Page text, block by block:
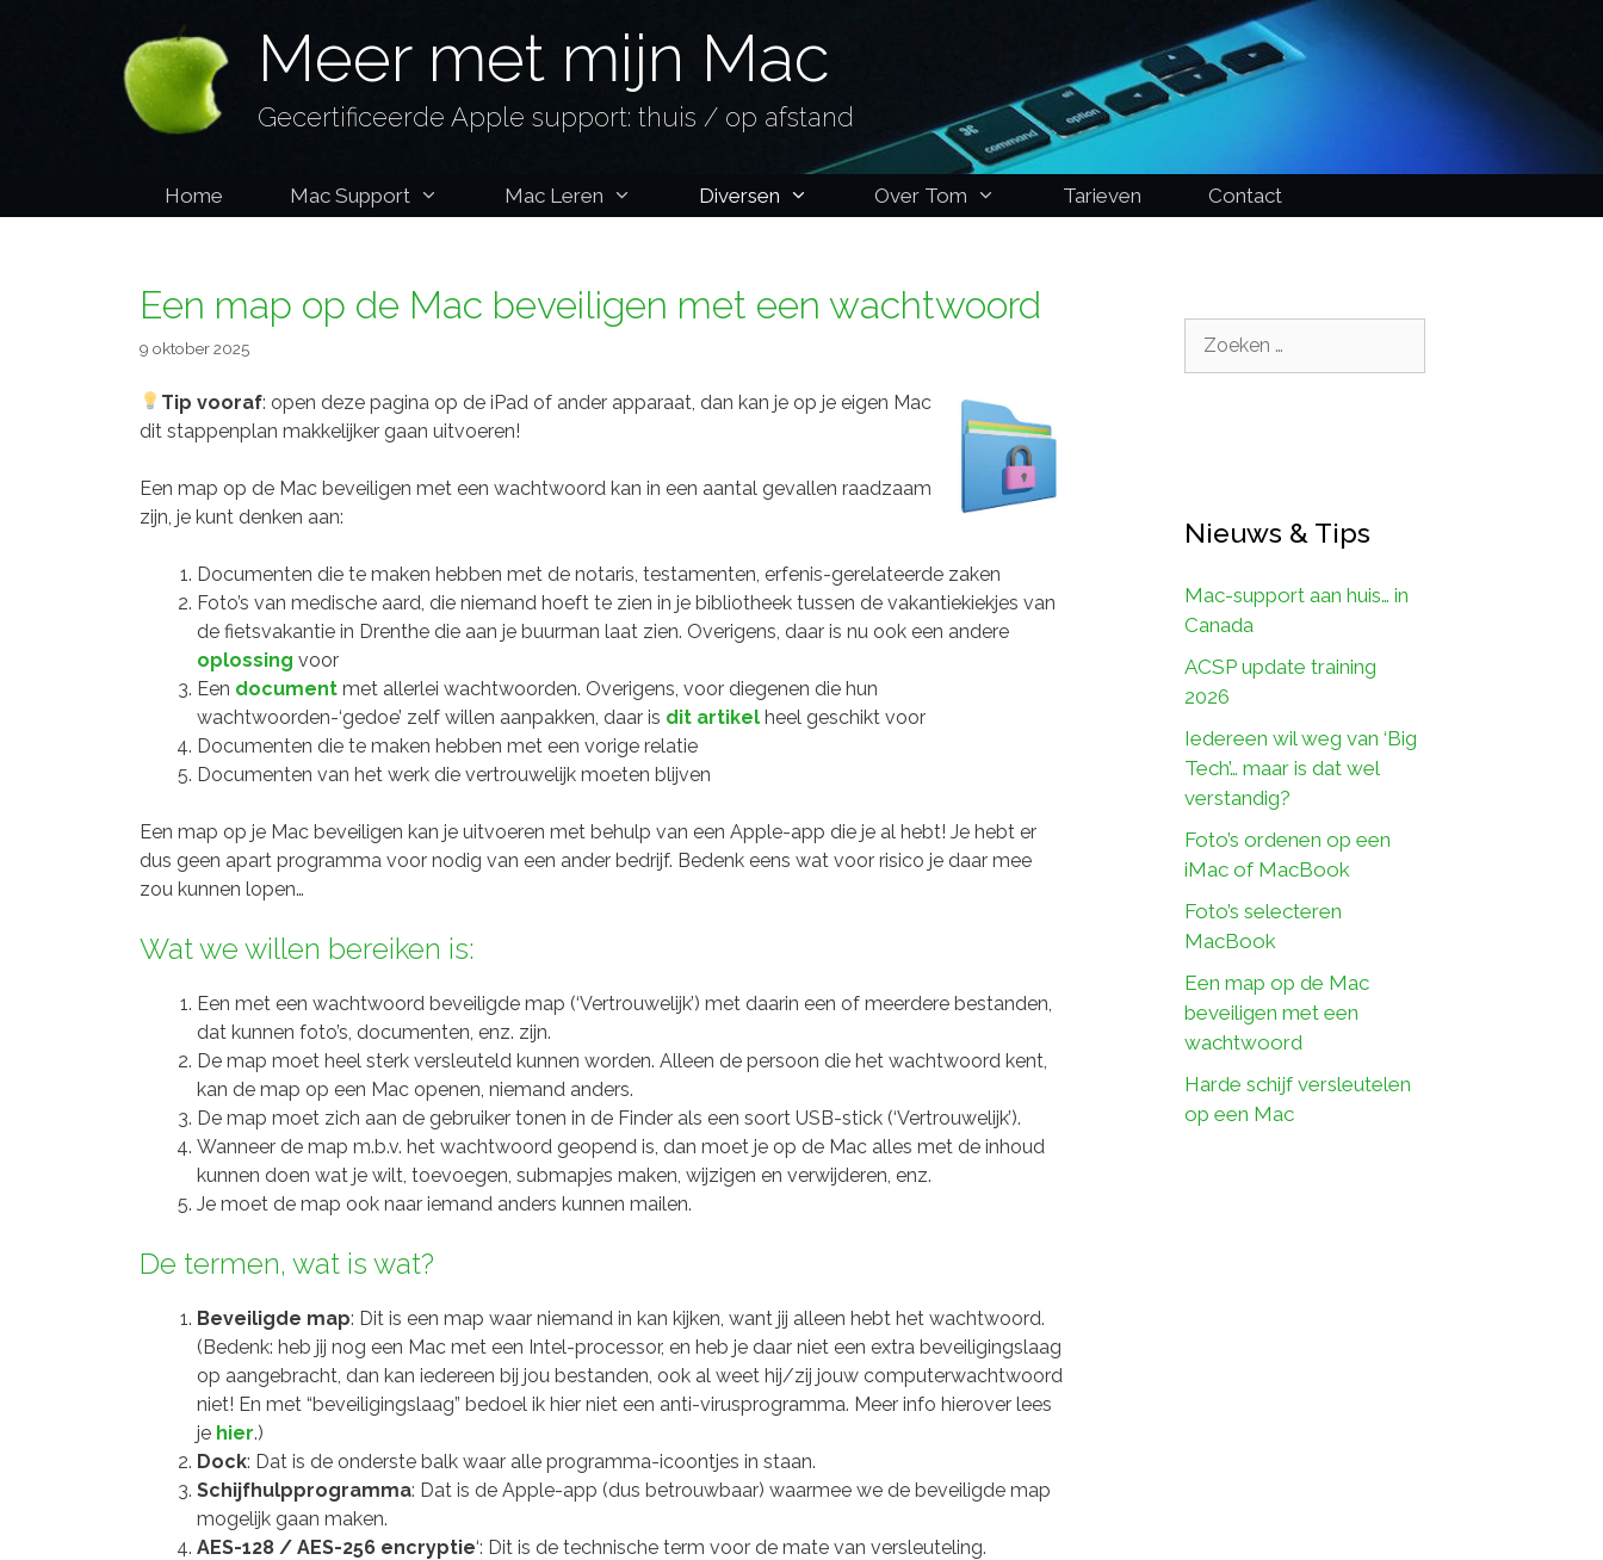
Meer met mijn Mac
Gecertificeerde Apple support: thuis / op afstand
Home Mac Support Mac Leren Diversen Over Tom Tarieven Contact
Een map op de Mac beveiligen met een wachtwoord
9 oktober 2025
Tip vooraf: open deze pagina op de iPad of ander apparaat, dan kan je op je eigen Mac
dit stappenplan makkelijker gaan uitvoeren!
Een map op de Mac beveiligen met een wachtwoord kan in een aantal gevallen raadzaam
zijn, je kunt denken aan:
Documenten die te maken hebben met de notaris, testamenten, erfenis-gerelateerde zaken
Foto’s van medische aard, die niemand hoeft te zien in je bibliotheek tussen de vakantiekiekjes van
de fietsvakantie in Drenthe die aan je buurman laat zien. Overigens, daar is nu ook een andere
oplossing voor
Een documentmet allerlei wachtwoorden. Overigens, voor diegenen die hun
wachtwoorden-‘gedoe’ zelf willen aanpakken, daar is dit artikelheel geschikt voor
Documenten die te maken hebben met een vorige relatie
Documenten van het werk die vertrouwelijk moeten blijven
Een map op je Mac beveiligen kan je uitvoeren met behulp van een Apple-app die je al hebt! Je hebt er
dus geen apart programma voor nodig van een ander bedrijf. Bedenk eens wat voor risico je daar mee
zou kunnen lopen…
Wat we willen bereiken is:
Een met een wachtwoord beveiligde map (‘Vertrouwelijk’) met daarin een of meerdere bestanden,
dat kunnen foto’s, documenten, enz. zijn.
De map moet heel sterk versleuteld kunnen worden. Alleen de persoon die het wachtwoord kent,
kan de map op een Mac openen, niemand anders.
De map moet zich aan de gebruiker tonen in de Finder als een soort USB-stick (‘Vertrouwelijk’).
Wanneer de map m.b.v. het wachtwoord geopend is, dan moet je op de Mac alles met de inhoud
kunnen doen wat je wilt, toevoegen, submapjes maken, wijzigen en verwijderen, enz.
Je moet de map ook naar iemand anders kunnen mailen.
De termen, wat is wat?
Beveiligde map: Dit is een map waar niemand in kan kijken, want jij alleen hebt het wachtwoord.
(Bedenk: heb jij nog een Mac met een Intel-processor, en heb je daar niet een extra beveiligingslaag
op aangebracht, dan kan iedereen bij jou bestanden, ook al weet hij/zij jouw computerwachtwoord
niet! En met “beveiligingslaag” bedoel ik hier niet een anti-virusprogramma. Meer info hierover lees
je hier.)
Dock: Dat is de onderste balk waar alle programma-icoontjes in staan.
Schijfhulpprogramma: Dat is de Apple-app (dus betrouwbaar) waarmee we de beveiligde map
mogelijk gaan maken.
AES-128 / AES-256 encryptie‘: Dit is de technische term voor de mate van versleuteling.
Zoek
Nieuws & Tips
Mac-support aan huis… in
Canada
ACSP update training
2026
Iedereen wil weg van ‘Big
Tech’… maar is dat wel
verstandig?
Foto’s ordenen op een
iMac of MacBook
Foto’s selecteren
MacBook
Een map op de Mac
beveiligen met een
wachtwoord
Harde schijf versleutelen
op een Mac